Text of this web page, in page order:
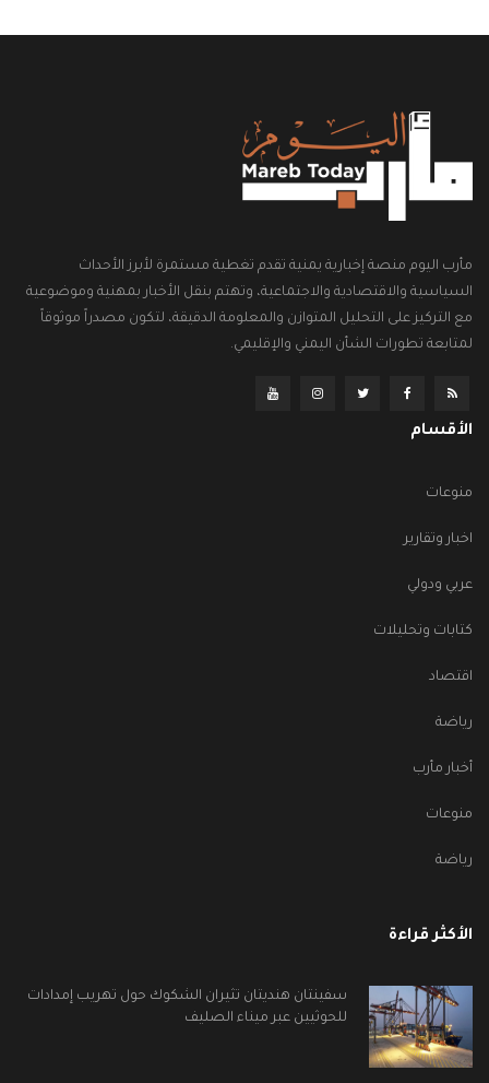
مأرب اليوم منصة إخبارية يمنية تقدم تغطية مستمرة لأبرز الأحداث
السياسية والاقتصادية والاجتماعية، وتهتم بنقل الأخبار بمهنية وموضوعية
مع التركيز على التحليل المتوازن والمعلومة الدقيقة، لتكون مصدراً موثوقاً
لمتابعة تطورات الشأن اليمني والإقليمي.
الأقسام
منوعات
اخبار وتقارير
عربي ودولي
كتابات وتحليلات
اقتصاد
رياضة
أخبار مأرب
منوعات
رياضة
الأكثر قراءة
سفينتان هنديتان تثيران الشكوك حول تهريب إمدادات
للحوثيين عبر ميناء الصليف